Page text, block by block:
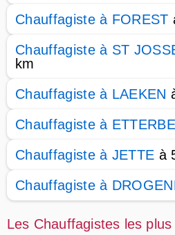
Chauffagiste à FOREST
Chauffagiste à ST
km
Chauffagiste à LAEKEN
Chauffagiste à
Chauffagiste à JETTE à
Chauffagiste à
Les Chauffagistes les